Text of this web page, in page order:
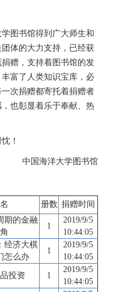
图书馆得到广大师生和
体的大力支持，已经获
赠，支持着图书馆的发
富了人类知识宝库，必
次捐赠都寄托着捐赠者
也彰显着乐于奉献、热
！
中国海洋大学图书馆
册数 捐赠时间
期的金融
1
2019/9/5
10:44:05
经济大棋
怎么办
1
2019/9/5
10:44:05
投资 1
2019/9/5
10:44:05